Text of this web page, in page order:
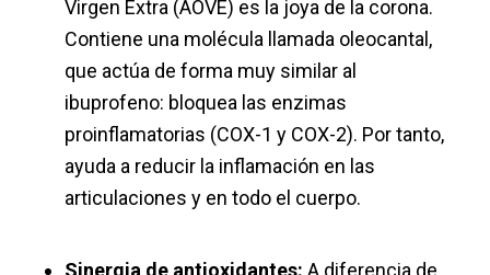
Virgen Extra (AOVE) es la joya de la corona.
Contiene una molécula llamada oleocantal ,
que actúa de forma muy similar al
ibuprofeno: bloquea las enzimas
proinflamatorias (COX-1 y COX-2). Por tanto,
ayuda a reducir la inflamación en las
articulaciones y en todo el cuerpo.
Sinergia de antioxidantes: A diferencia de